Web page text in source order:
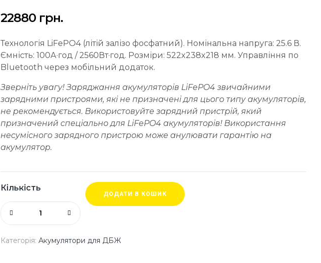
22880 грн.
Технологія LiFePO4 (літій залізо фосфатний). Номінальна напруга: 25.6 В.
Ємність: 100А·год / 2560Вт·год. Розміри: 522x238x218 мм. Управління по
Bluetooth через мобільний додаток.
Зверніть увагу! Заряджання акумуляторів LiFePO4 звичайними
зарядними пристроями, які не призначені для цього типу акумуляторів,
не рекомендується. Використовуйте зарядний пристрій, який
призначений спеціально для LiFePO4 акумуляторів! Використання
несумісного зарядного пристрою може анулювати гарантію на
акумулятор.
Кількість
ДОДАТИ В КОШИК
Категорія: Акумулятори для ДБЖ